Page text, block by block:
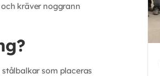
kräver noggrann
som placeras